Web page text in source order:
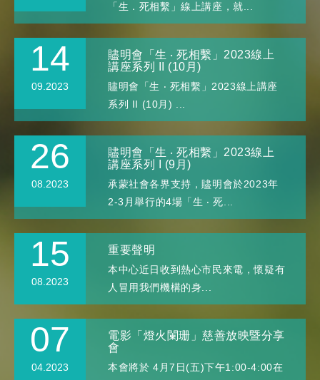
「生．死相繫」線上講座，就...
14
09.2023
贐明會「生 ‧ 死相繫」2023線上
講座系列 II (10月)
贐明會「生 ‧ 死相繫」2023線上講座
系列 II (10月) ...
26
08.2023
贐明會「生 ‧ 死相繫」2023線上
講座系列 I (9月)
承蒙社會各界支持，贐明會於2023年
2-3月舉行的4場「生 ‧ 死...
15
08.2023
重要聲明
本中心近日收到熱心市民來電，懷疑有
人冒用我們機構的身...
07
04.2023
電影「燈火闌珊」慈善放映暨分享
會
本會將於 4月7日(五)下午1:00-4:00在